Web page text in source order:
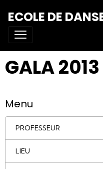
ECOLE DE
GALA 2013
Menu
PROFESSEUR
LIEU